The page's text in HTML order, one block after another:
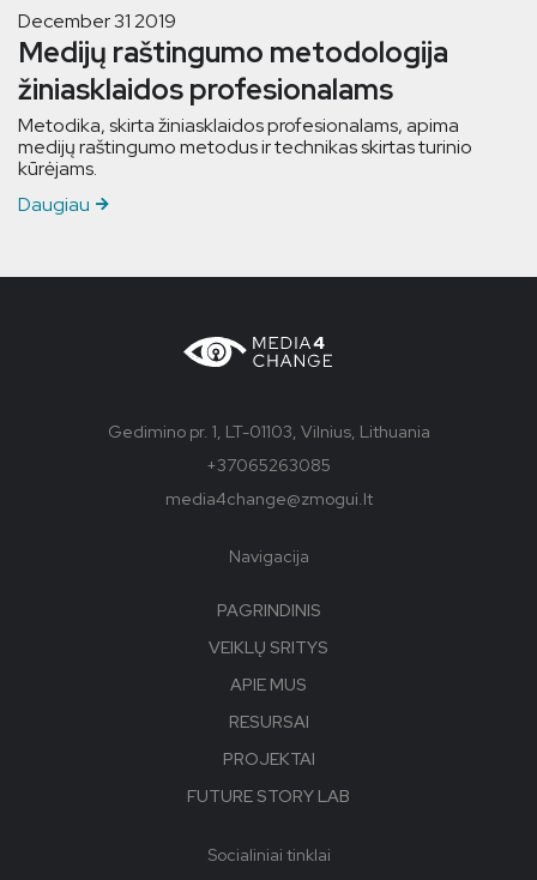
December 31 2019
Medijų raštingumo metodologija
žiniasklaidos profesionalams
Metodika, skirta žiniasklaidos profesionalams, apima
medijų raštingumo metodus ir technikas skirtas turinio
kūrėjams.
Daugiau
Gedimino pr. 1, LT-01103, Vilnius, Lithuania
+37065263085
media4change@zmogui.lt
Navigacija
PAGRINDINIS
VEIKLŲ SRITYS
APIE MUS
RESURSAI
PROJEKTAI
FUTURE STORY LAB
Socialiniai tinklai